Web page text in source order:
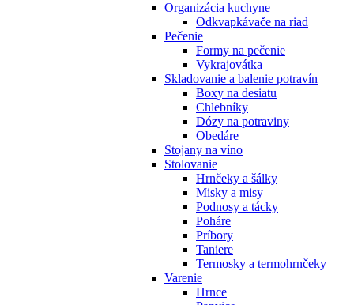
Organizácia kuchyne
Odkvapkávače na riad
Pečenie
Formy na pečenie
Vykrajovátka
Skladovanie a balenie potravín
Boxy na desiatu
Chlebníky
Dózy na potraviny
Obedáre
Stojany na víno
Stolovanie
Hrnčeky a šálky
Misky a misy
Podnosy a tácky
Poháre
Príbory
Taniere
Termosky a termohrnčeky
Varenie
Hrnce